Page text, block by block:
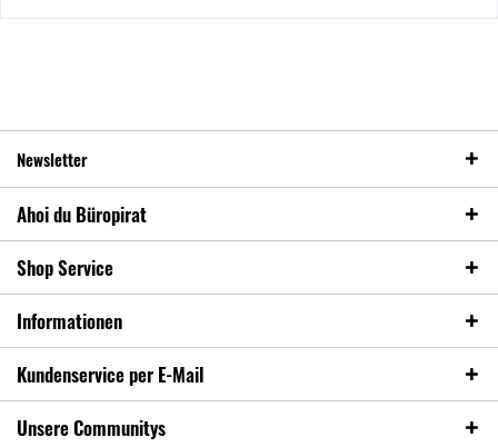
Newsletter
Ahoi du Büropirat
Shop Service
Informationen
Kundenservice per E-Mail
Unsere Communitys